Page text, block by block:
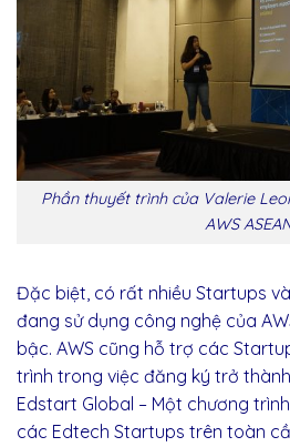
Phần thuyết trình của Valerie
AWS
Đặc biệt, có rất nhiều Startups
đang sử dụng công nghệ của
bậc. AWS cũng hỗ trợ các
trình trong việc đăng ký trở
Edstart Global – Một chương
các Edtech Startups trên toàn